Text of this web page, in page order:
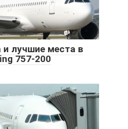
и лучшие места в
757-200